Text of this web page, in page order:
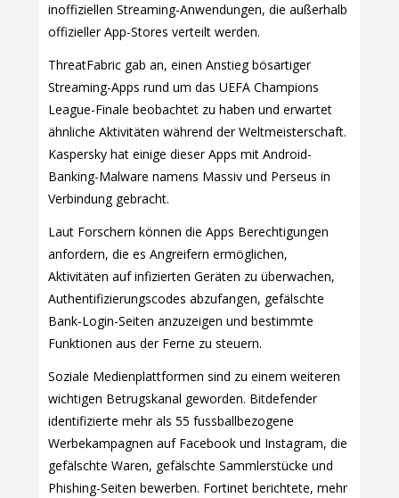
inoffiziellen Streaming-Anwendungen, die außerhalb
offizieller App-Stores verteilt werden.
ThreatFabric gab an, einen Anstieg bösartiger
Streaming-Apps rund um das UEFA Champions
League-Finale beobachtet zu haben und erwartet
ähnliche Aktivitäten während der Weltmeisterschaft.
Kaspersky hat einige dieser Apps mit Android-
Banking-Malware namens Massiv und Perseus in
Verbindung gebracht.
Laut Forschern können die Apps Berechtigungen
anfordern, die es Angreifern ermöglichen,
Aktivitäten auf infizierten Geräten zu überwachen,
Authentifizierungscodes abzufangen, gefälschte
Bank-Login-Seiten anzuzeigen und bestimmte
Funktionen aus der Ferne zu steuern.
Soziale Medienplattformen sind zu einem weiteren
wichtigen Betrugskanal geworden. Bitdefender
identifizierte mehr als 55 fussballbezogene
Werbekampagnen auf Facebook und Instagram, die
gefälschte Waren, gefälschte Sammlerstücke und
Phishing-Seiten bewerben. Fortinet berichtete, mehr